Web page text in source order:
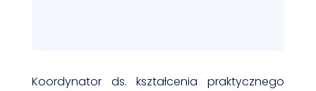
Koordynator ds. kształcenia praktycznego